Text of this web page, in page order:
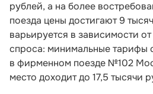
рублей, а на более
поезда цены достигают 9
варьируется в зависимости
спроса: минимальные тарифы
в фирменном поезде №102
место доходит до 17,5 тысячи